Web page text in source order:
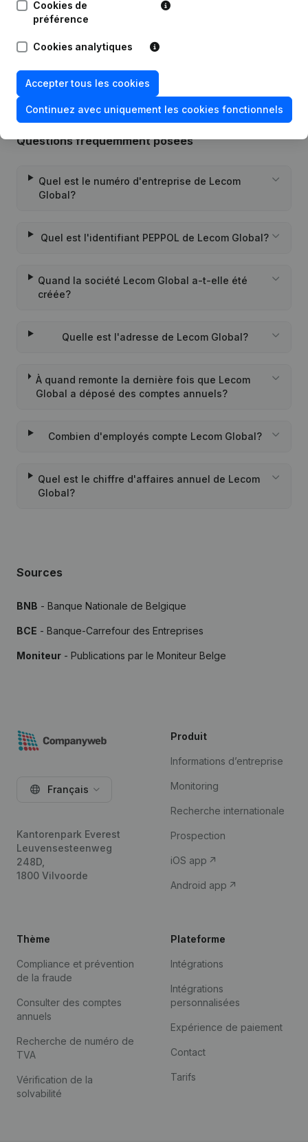
20-03-2024 Demissions - Nominations
21-12-2020
Personne Morale, Ouverture
Questions fréquemment posées
Quel est le numéro d'entreprise de Lecom
Global?
Quel est l'identifiant PEPPOL de Lecom Global?
Quand la société Lecom Global a-t-elle été
créée?
Quelle est l'adresse de Lecom Global?
À quand remonte la dernière fois que Lecom
Global a déposé des comptes annuels?
Combien d'employés compte Lecom Global?
Quel est le chiffre d'affaires annuel de Lecom
Global?
Sources
BNB - Banque Nationale de Belgique
BCE - Banque-Carrefour des Entreprises
Moniteur - Publications par le Moniteur Belge
Cookies de
préférence
Cookies analytiques
Accepter tous les cookies
Continuez avec uniquement les cookies fonctionnels
Français
Kantorenpark Everest
Leuvensesteenweg
248D,
1800 Vilvoorde
Produit
Informations d’entreprise
Monitoring
Recherche internationale
Prospection
iOS app
Android app
Thème
Compliance et prévention
de la fraude
Consulter des comptes
annuels
Recherche de numéro de
TVA
Vérification de la
solvabilité
Plateforme
Intégrations
Intégrations
personnalisées
Expérience de paiement
Contact
Tarifs